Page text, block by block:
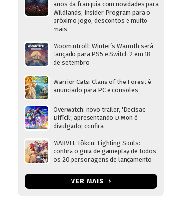
anos da franquia com novidades para
Wildlands, Insider Program para o
próximo jogo, descontos e muito
mais
Moomintroll: Winter’s Warmth será
lançado para PS5 e Switch 2 em 18
de setembro
Warrior Cats: Clans of the Forest é
anunciado para PC e consoles
Overwatch: novo trailer, 'Decisão
Difícil', apresentando D.Mon é
divulgado; confira
MARVEL Tōkon: Fighting Souls:
confira o guia de gameplay de todos
os 20 personagens de lançamento
VER MAIS